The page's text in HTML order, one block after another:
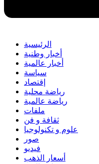
الرئيسية
أخبار وطنية
أخبار عالمية
سياسة
إقتصاد
رياضة محلية
رياضة عالمية
ملفات
ثقافة و فن
علوم و تكنولوجيا
صور
فيديو
أسعار الذهب